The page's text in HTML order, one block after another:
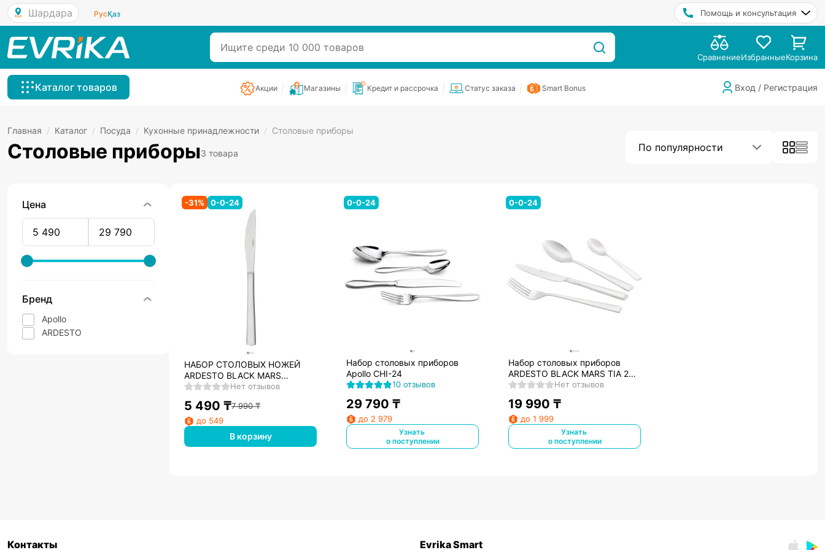
Шардара РусҚаз Помощь и консультация
СравнениеИзбранныеКорзина
Каталог товаров Акции Магазины Кредит и рассрочка Статус заказа Smart Bonus Вход / Регистрация
Главная / Каталог / Посуда / Кухонные принадлежности / Столовые приборы
Столовые приборы3 товара По популярности
Цена
Бренд
Apollo
ARDESTO
-31% 0-0-24
НАБОР СТОЛОВЫХ НОЖЕЙ
ARDESTO BLACK MARS
VANESSA 6 ПР.,Нет отзывов
5 490 ₸7 990₸
до 549
В корзину
0-0-24
Набор столовых приборов
Apollo CHI-24
10 отзывов
29 790 ₸
до 2 979
Узнать
о поступлении
0-0-24
Набор столовых приборов
ARDESTO BLACK MARS TIA 24
ПР., нержавеющая сталь
Нет отзывов
19 990 ₸
до 1 999
Узнать
о поступлении
Контакты Evrika Smart